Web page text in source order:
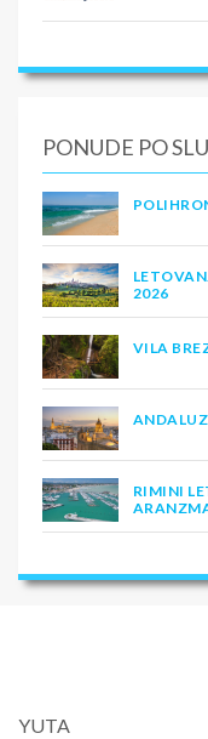
PONUDE PO
2026
VILA
RIMINI
YUTA